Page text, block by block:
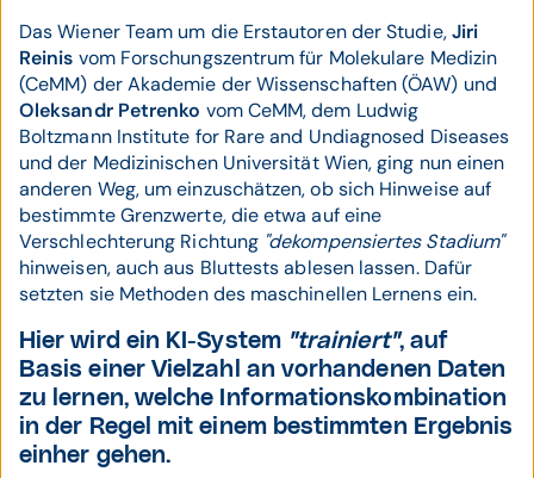
Das Wiener Team um die Erstautoren der Studie,Jiri
Reinis vom Forschungszentrum für Molekulare Medizin
(CeMM) der Akademie der Wissenschaften (ÖAW) und
Oleksandr Petrenko vom CeMM, dem Ludwig
Boltzmann Institute for Rare and Undiagnosed Diseases
und der Medizinischen Universität Wien, ging nun einen
anderen Weg, um einzuschätzen, ob sich Hinweise auf
bestimmte Grenzwerte, die etwa auf eine
Verschlechterung Richtung "dekompensiertes Stadium"
hinweisen, auch aus Bluttests ablesen lassen. Dafür
setzten sie Methoden des maschinellen Lernens ein.
Hier wird ein KI-System "trainiert", auf
Basis einer Vielzahl an vorhandenen Daten
zu lernen, welche Informationskombination
in der Regel mit einem bestimmten Ergebnis
einher gehen.